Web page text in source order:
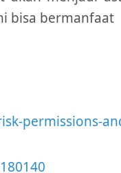
bisa bermanfaat
permissions-